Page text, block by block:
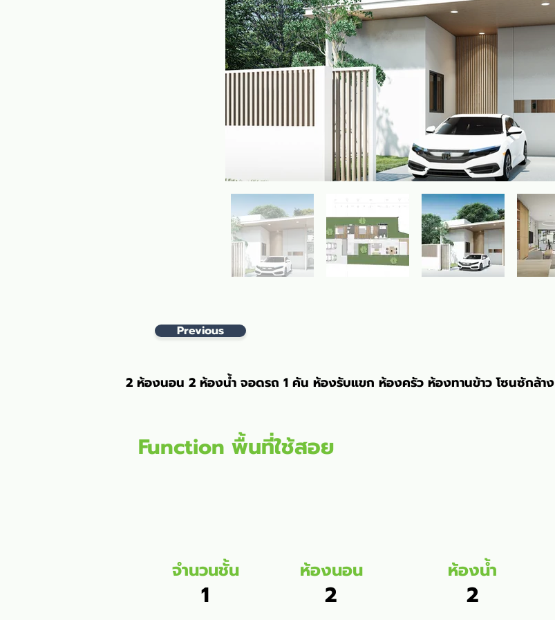
Previous
2 ห้องนอน 2 ห้องน้ำ จอดรถ 1 คัน ห้องรับแขก ห้องครัว ห้องทานข้าว โซนซักล้าง
Function พื้นที่ใช้สอย
จำนวนชั้น
1
ห้องนอน
2
ห้องน้ำ
2